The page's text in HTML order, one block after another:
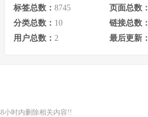
标签总数： 8745 页面总数：
分类总数： 10 链接总数：
用户总数： 2 最后更新：
小时内删除相关内容!!